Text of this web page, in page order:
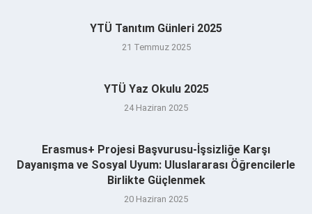
YTÜ Tanıtım Günleri 2025
21 Temmuz 2025
YTÜ Yaz Okulu 2025
24 Haziran 2025
Erasmus+ Projesi Başvurusu-İşsizliğe Karşı
Dayanışma ve Sosyal Uyum: Uluslararası Öğrencilerle
Birlikte Güçlenmek
20 Haziran 2025